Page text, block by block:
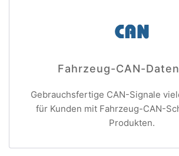
Fahrzeug-CAN-
Gebrauchsfertige CAN-Signale
für Kunden mit Fahrzeug-CAN-
Produkten.